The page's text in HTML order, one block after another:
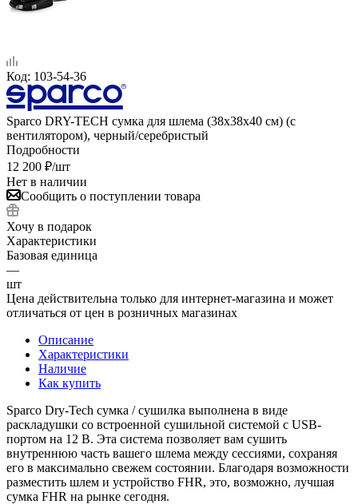
Код: 103-54-36
Sparco DRY-TECH сумка для шлема (38x38x40 см) (с
вентилятором), черный/серебристый
Подробности
12 200 ₽/шт
Нет в наличии
Сообщить о поступлении товара
Хочу в подарок
Характеристики
Базовая единица
—
шт
Цена действительна только для интернет-магазина и может
отличаться от цен в розничных магазинах
Описание
Характеристики
Наличие
Как купить
Sparco Dry-Tech сумка / сушилка выполнена в виде
раскладушки со встроенной сушильной системой с USB-
портом на 12 В. Эта система позволяет вам сушить
внутреннюю часть вашего шлема между сессиями, сохраняя
его в максимально свежем состоянии. Благодаря возможности
разместить шлем и устройство FHR, это, возможно, лучшая
сумка FHR на рынке сегодня.